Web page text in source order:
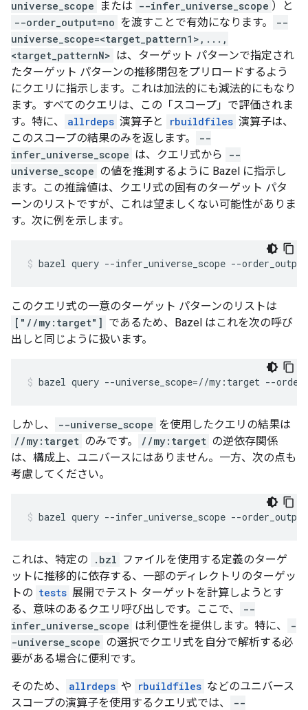
universe_scope または --infer_universe_scope ）と
--order_output=no を渡すことで有効になります。
--
universe_scope=<target_pattern1>,...,
<target_patternN> は、ターゲット パターンで指定され
たターゲット パターンの推移閉包をプリロードするよう
にクエリに指示します。これは加法的にも減法的にもなり
ます。すべてのクエリは、この「スコープ」で評価されま
す。特に、
allrdeps 演算子と rbuildfiles 演算子は、
このスコープの結果のみを返します。
--
infer_universe_scope は、クエリ式から
--
universe_scope の値を推測するように Bazel に指示し
ます。この推論値は、クエリ式の固有のターゲット パタ
ーンのリストですが、これは望ましくない可能性がありま
す。次に例を示します。
bazel query --infer_universe_scope --order_output
このクエリ式の一意のターゲット パターンのリストは
["//my:target"] であるため、Bazel はこれを次の呼び
出しと同じように扱います。
bazel query --universe_scope=//my:target --
しかし、 --universe_scope を使用したクエリの結果は
//my:target のみです。 //my:target の逆依存関係
は、構成上、ユニバースにはありません。一方、次の点も
考慮してください。
bazel query --infer_universe_scope --order_output
これは、特定の .bzl ファイルを使用する定義のターゲ
ットに推移的に依存する、一部のディレクトリのターゲッ
トの tests 展開でテスト ターゲットを計算しようとす
る、意味のあるクエリ呼び出しです。ここで、
--
infer_universe_scope は利便性を提供します。特に、
-
-universe_scope の選択でクエリ式を自分で解析する必
要がある場合に便利です。
そのため、 allrdeps や rbuildfiles などのユニバース
スコープの演算子を使用するクエリ式では、
--